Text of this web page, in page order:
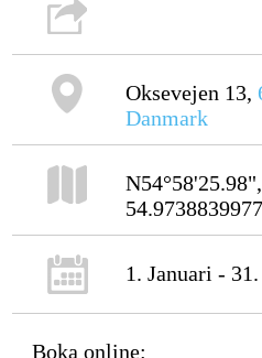
Oksevejen 13,
Danmark
1. Januari -
Boka online: